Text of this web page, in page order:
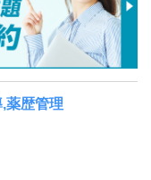
薬歴管理